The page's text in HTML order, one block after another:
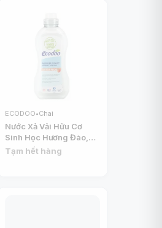
ECODOO•Chai
Nước Xả Vải Hữu Cơ
Sinh Học Hương Đào,
Assouplissant Douceur
Tạm hết hàng